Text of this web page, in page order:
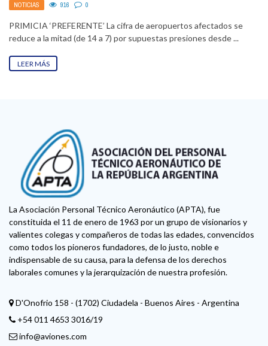
NOTICIAS 916 0
PRIMICIA ‘PREFERENTE’ La cifra de aeropuertos afectados se
reduce a la mitad (de 14 a 7) por supuestas presiones desde ...
LEER MÁS
La Asociación Personal Técnico Aeronáutico (APTA), fue
constituida el 11 de enero de 1963 por un grupo de visionarios y
valientes colegas y compañeros de todas las edades, convencidos
como todos los pioneros fundadores, de lo justo, noble e
indispensable de su causa, para la defensa de los derechos
laborales comunes y la jerarquización de nuestra profesión.
D'Onofrio 158 - (1702) Ciudadela - Buenos Aires - Argentina
+54 011 4653 3016/19
info@aviones.com